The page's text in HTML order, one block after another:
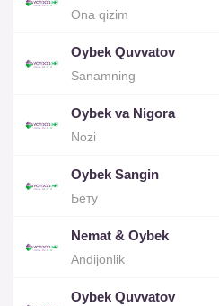
Ona qizim
Oybek Quvvatov
Sanamning
Oybek va Nigora
Nozi
Oybek Sangin
Бету
Nemat & Oybek
Andijonlik
Oybek Quvvatov